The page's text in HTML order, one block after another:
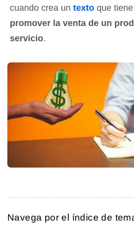
cuando crea un texto que
promover la venta de un
servicio.
Navega por el índice de